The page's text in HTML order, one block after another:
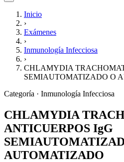
Servicios
Inicio
›
Exámenes
›
Inmunología Infecciosa
›
CHLAMYDIA
SEMIAUTOMATIZADO O
Categoría · Inmunología Infecciosa
CHLAMYDIA
ANTICUERPOS IgG
AUTOMATIZADO